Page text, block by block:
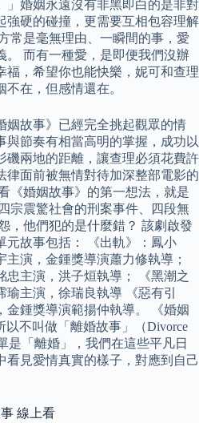
」婚姻永遠沒有非黑即白的是非對
強硬的碰撞，更需要互相包容理解
常是毫無理由、一瞬間的事，愛
。 而有一種愛，是即便我們沒辦
福，希望你也能快樂，妮可和查理
在，但感情還在。
姻故事》已經完全挑起觀眾的情
與節奏有相當高明的掌握，成功以
磯兩地的距離，讓查理必須花費許
律面前被無情對待加深整部電影的
《婚姻故事》的第一想法，就是
宗震驚社會的刑案事件、四段無
，他們犯的是什麼錯？ 該劇啟發
元故事包括： 《出軌》：鳳小
演，金鍾獎導演蕭力修執導；
忠主演，洪子烜執導； 《黑潮之
主演，徐瑞良執導 《惡有引
金鍾獎導演範揚仲執導。 《婚姻
以不叫做「離婚故事」（Divorce
是「離婚」，我們在這些平凡日
看見愛情真實的樣子，對應到自己
線上看